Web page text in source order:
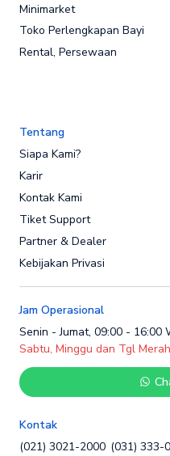
Minimarket
Toko Perlengkapan Bayi
Rental, Persewaan
Tentang
Siapa Kami?
Karir
Kontak Kami
Tiket Support
Partner & Dealer
Kebijakan Privasi
Jam Operasional
Senin - Jumat, 09:00 - 16:00
Sabtu, Minggu dan Tgl
Kontak
(021) 3021-2000 (031) 333-